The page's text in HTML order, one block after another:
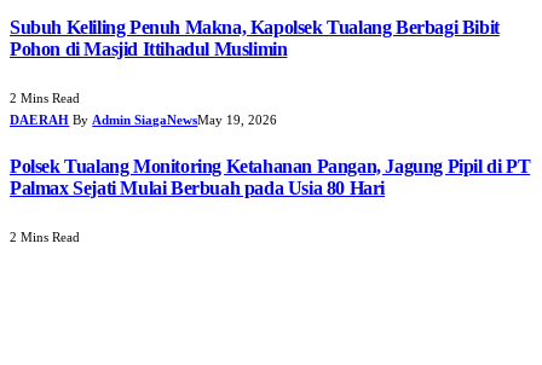
Subuh Keliling Penuh Makna, Kapolsek Tualang Berbagi Bibit
Pohon di Masjid Ittihadul Muslimin
2 Mins Read
DAERAH By Admin SiagaNewsMay 19, 2026
Polsek Tualang Monitoring Ketahanan Pangan, Jagung Pipil di PT
Palmax Sejati Mulai Berbuah pada Usia 80 Hari
2 Mins Read